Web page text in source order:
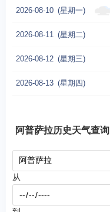
2026-08-10 (星期一)
2026-08-11 (星期二)
2026-08-12 (星期三)
2026-08-13 (星期四)
阿普萨拉历史天气查询
从